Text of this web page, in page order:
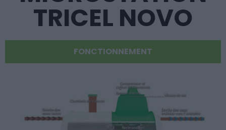
TRICEL NOVO
FONCTIONNEMENT